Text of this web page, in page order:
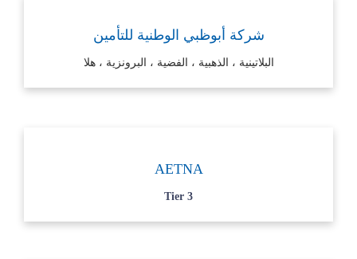
شركة أبوظبي الوطنية للتأمين
البلاتينية ، الذهبية ، الفضية ، البرونزية ، هلا
AETNA
Tier 3